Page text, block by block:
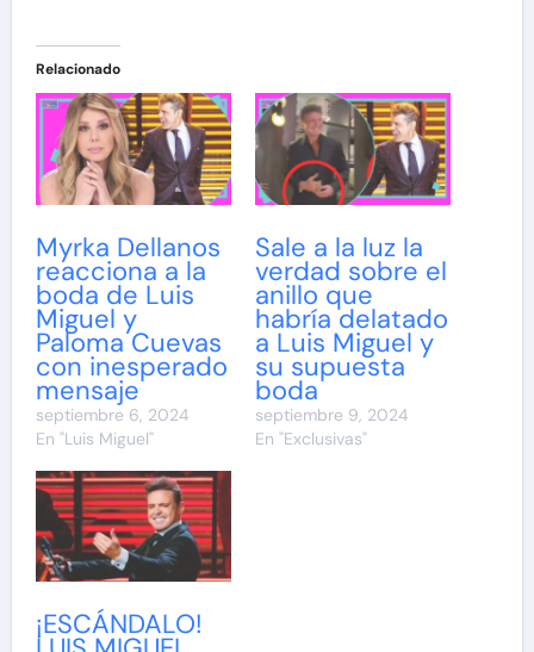
Relacionado
Myrka Dellanos
reacciona a la
boda de Luis
Miguel y
Paloma Cuevas
con inesperado
mensaje
septiembre 6, 2024
En "Luis Miguel"
Sale a la luz la
verdad sobre el
anillo que
habría delatado
a Luis Miguel y
su supuesta
boda
septiembre 9, 2024
En "Exclusivas"
¡ESCÁNDALO!